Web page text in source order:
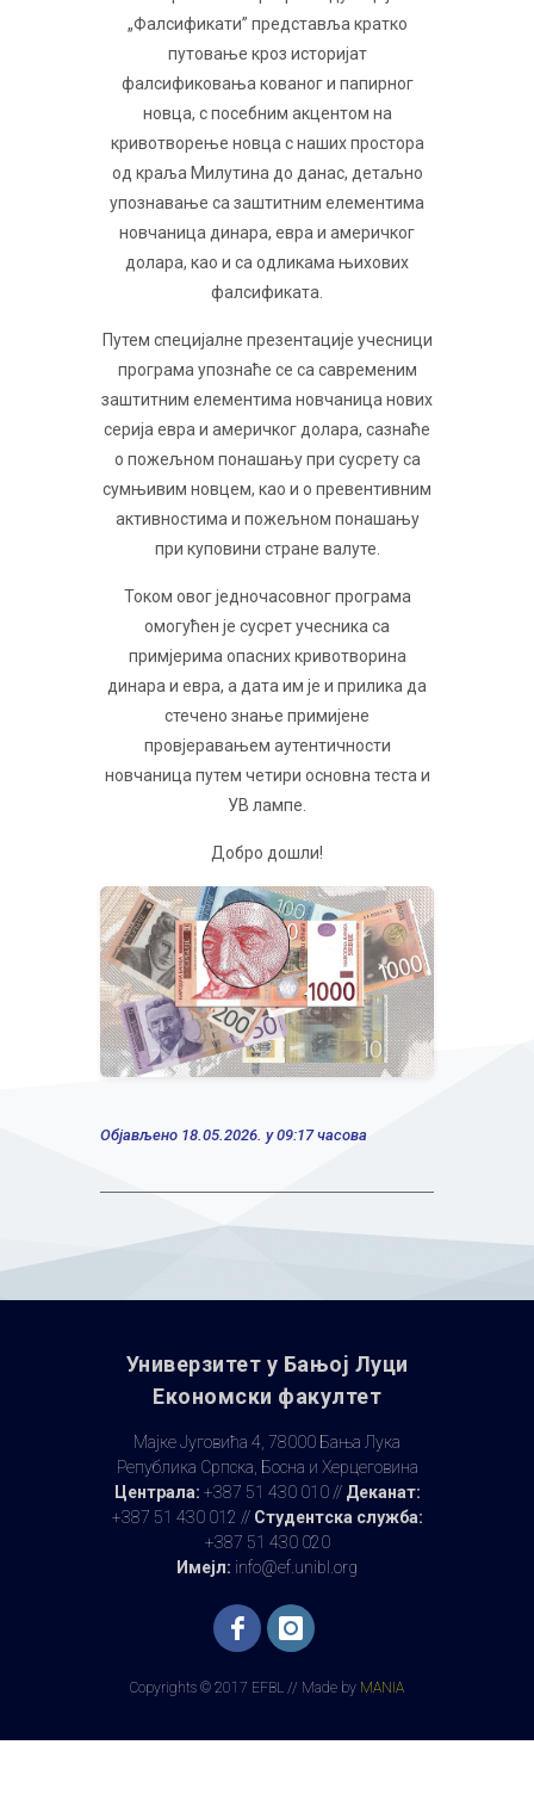
„Фалсификати” представља кратко
путовање кроз историјат
фалсификовања кованог и папирног
новца, с посебним акцентом на
кривотворење новца с наших простора
од краља Милутина до данас, детаљно
упознавање са заштитним елементима
новчаница динара, евра и америчког
долара, као и са одликама њихових
фалсификата.
Путем специјалне презентације учесници
програма упознаће се са савременим
заштитним елементима новчаница нових
серија евра и америчког долара, сазнаће
о пожељном понашању при сусрету са
сумњивим новцем, као и о превентивним
активностима и пожељном понашању
при куповини стране валуте.
Током овог једночасовног програма
омогућен је сусрет учесника са
примјерима опасних кривотворина
динара и евра, а дата им је и прилика да
стечено знање примијене
провјеравањем аутентичности
новчаница путем четири основна теста и
УВ лампе.
Добро дошли!
Објављено 18.05.2026. у 09:17 часова
Универзитет у Бањoj Луци
Економски факултет
Мајке Југовића 4, 78000 Бања Лука
Република Српска, Босна и Херцеговина
Централа: +387 51 430 010 // Деканат:
+387 51 430 012 // Студентска служба:
+387 51 430 020
Имејл: info@ef.unibl.org
Copyrights © 2017 EFBL // Made by MANIA